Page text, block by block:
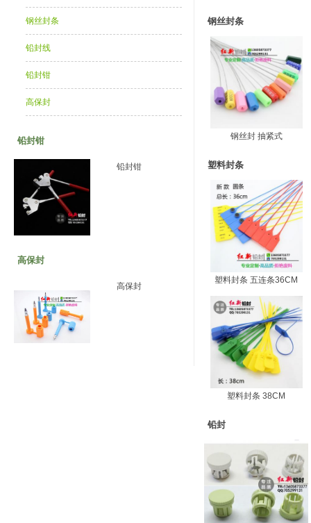
钢丝封条
铅封线
铅封钳
高保封
铅封钳
铅封钳
高保封
高保封
钢丝封条
钢丝封 抽紧式
塑料封条
塑料封条 五连条36CM
塑料封条 38CM
铅封